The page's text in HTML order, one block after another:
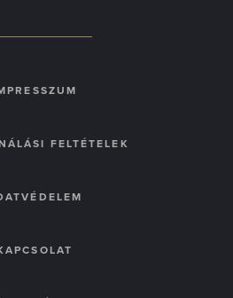
FELTÉTELEK